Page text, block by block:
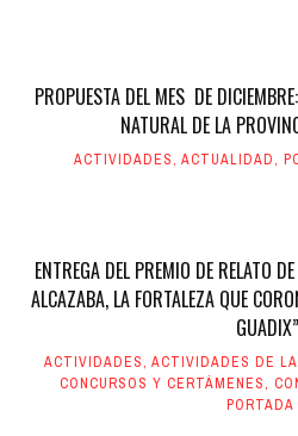
PROPUESTA DEL MES DE
NATURAL DE LA
ACTIVIDADES, ACTUALIDAD,
ENTREGA DEL PREMIO DE RELATO
ALCAZABA, LA FORTALEZA QUE
GUADIX”
ACTIVIDADES, ACTIVIDADES DE LA
CONCURSOS Y CERTÁMENES,
PORTADA